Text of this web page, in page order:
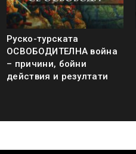
Руско-турската
ОСВОБОДИТЕЛНА война
– причини, бойни
действия и резултати